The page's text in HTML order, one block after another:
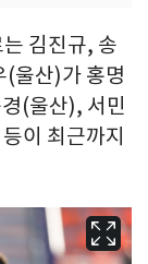
김진규, 송
울산)가 홍명
(울산), 서민
이 최근까지